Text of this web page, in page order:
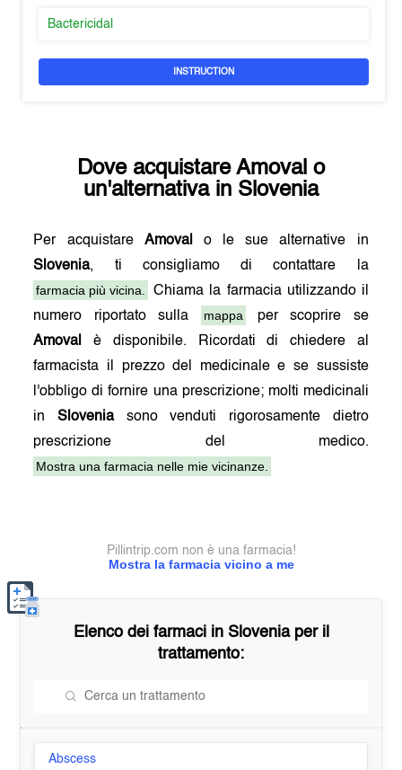
Bactericidal
INSTRUCTION
Dove acquistare Amoval o
un'alternativa in Slovenia
Per acquistare Amoval
o le sue alternative in
Slovenia, ti consigliamo di contattare la
farmacia più vicina.
Chiama la farmacia utilizzando il
numero riportato sulla
mappa
per scoprire se
Amoval
è disponibile. Ricordati di chiedere al
farmacista il prezzo del medicinale e se sussiste
l'obbligo di fornire una prescrizione; molti medicinali
inSloveniasono venduti rigorosamente dietro
prescrizione del medico.
Mostra una farmacia nelle mie vicinanze.
Mostra la farmacia vicino a me
Pillintrip.com non è una farmacia!
Elenco dei farmaci in Sloveniaper il
trattamento:
Abscess